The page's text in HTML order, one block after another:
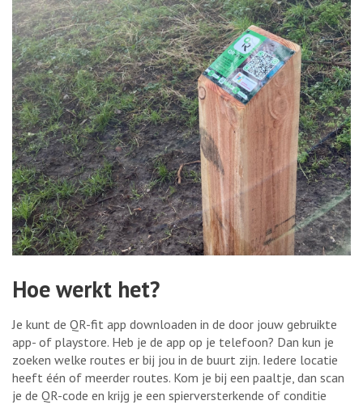
Hoe werkt het?
Je kunt de QR-fit app downloaden in de door jouw gebruikte
app- of playstore. Heb je de app op je telefoon? Dan kun je
zoeken welke routes er bij jou in de buurt zijn. Iedere locatie
heeft één of meerder routes. Kom je bij een paaltje, dan scan
je de QR-code en krijg je een spierversterkende of conditie